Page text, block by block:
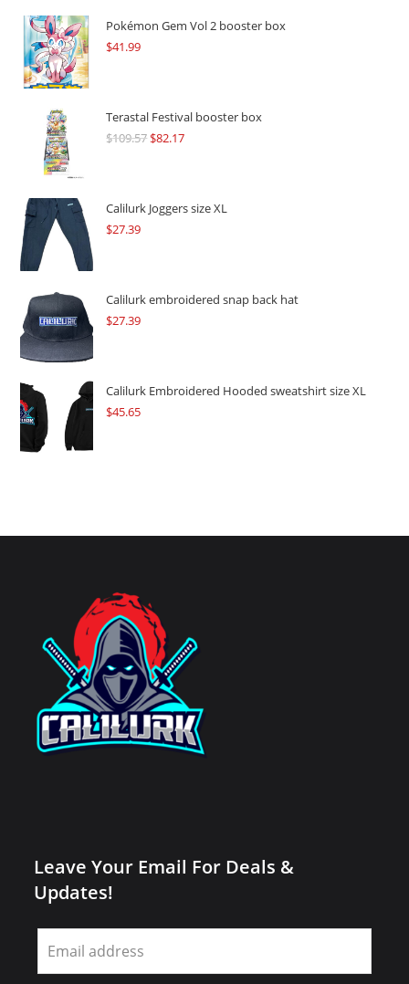
Pokémon Gem Vol 2 booster box
$41.99
Terastal Festival booster box
$109.57Original
$109.57.
$82.17Current
$82.17.
Calilurk Joggers size XL
$27.39
Calilurk embroidered snap back hat
$27.39
Calilurk Embroidered Hooded sweatshirt size XL
$45.65
Leave Your Email For Deals &
Updates!
Leave
this
field